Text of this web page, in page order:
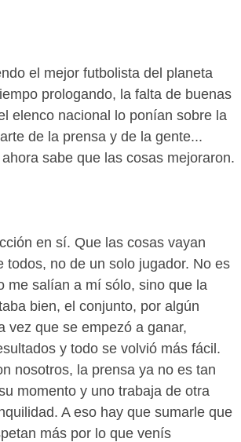
el mejor futbolista del planeta
prologando, la falta de buenas
elenco nacional lo ponían sobre la
de la prensa y de la gente...
sabe que las cosas mejoraron.
en sí. Que las cosas vayan
todos, no de un solo jugador. No es
me salían a mí sólo, sino que la
bien, el conjunto, por algún
vez que se empezó a ganar,
y todo se volvió más fácil.
nosotros, la prensa ya no es tan
momento y uno trabaja de otra
A eso hay que sumarle que
más por lo que venís